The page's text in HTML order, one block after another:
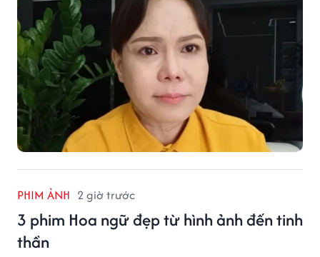
PHIM ẢNH 2 giờ trước
3 phim Hoa ngữ đẹp từ hình ảnh đến tinh
thần